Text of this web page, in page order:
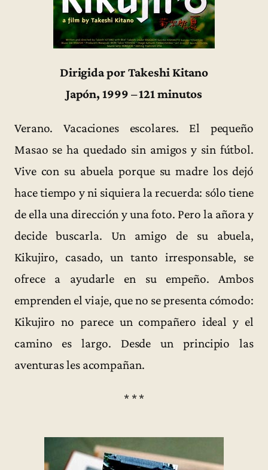
Dirigida por Takeshi Kitano
Japón, 1999 – 121 minutos
Verano. Vacaciones escolares. El pequeño
Masao se ha quedado sin amigos y sin fútbol.
Vive con su abuela porque su madre los dejó
hace tiempo y ni siquiera la recuerda: sólo tiene
de ella una dirección y una foto. Pero la añora y
decide buscarla. Un amigo de su abuela,
Kikujiro, casado, un tanto irresponsable, se
ofrece a ayudarle en su empeño. Ambos
emprenden el viaje, que no se presenta cómodo:
Kikujiro no parece un compañero ideal y el
camino es largo. Desde un principio las
aventuras les acompañan.
* * *